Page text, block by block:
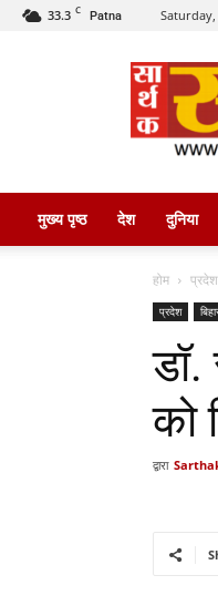
33.3 C Patna Saturday,
मुख्य पृष्ठ देश दुनिया
होम प्रदेश
प्रदेश
डॉ.
को
द्वारा